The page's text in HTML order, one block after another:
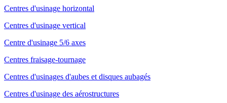
Centres d'usinage horizontal
Centres d'usinage vertical
Centre d'usinage 5/6 axes
Centres fraisage-tournage
Centres d'usinages d'aubes et disques aubagés
Centres d'usinage des aérostructures